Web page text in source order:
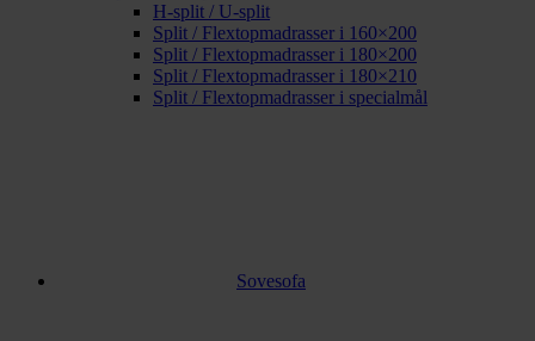
H-split / U-split
Split / Flextopmadrasser i 160×200
Split / Flextopmadrasser i 180×200
Split / Flextopmadrasser i 180×210
Split / Flextopmadrasser i specialmål
Sovesofa